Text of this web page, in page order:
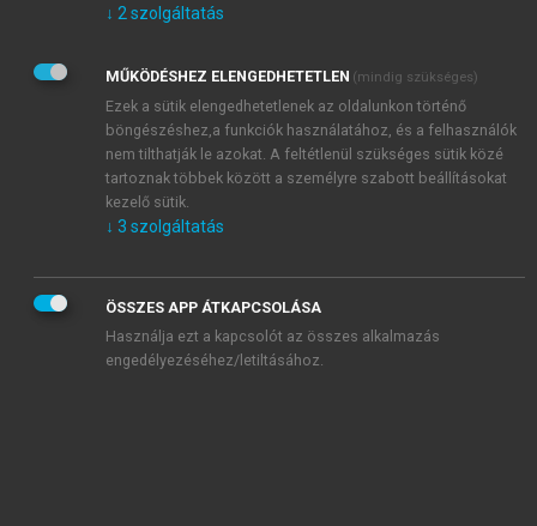
Kérek értesítést az Akadémiai Kiadó Zrt. újdonságairól,
Adatkezelési tájékoztatóbanfoglaltakat tudomásul
veszem és elfogadom.
Általános vásárlási feltételeket, valamint a szotar.netés a
mersz.huoldalak licencszerződéseiben foglaltakat
tudomásul veszem és elfogadom.
KIPRÓBÁLOM
↓ 2 szolgáltatás
MŰKÖDÉSHEZ ELENGEDHETETLEN (mindig szükséges)
Ezek a sütik elengedhetetlenek az oldalunkon történő
böngészéshez,a funkciók használatához, és a felhasználók
nem tilthatják le azokat. A feltétlenül szükséges sütik közé
tartoznak többek között a személyre szabott beállításokat
kezelő sütik.
↓ 3 szolgáltatás
ÖSSZES APP ÁTKAPCSOLÁSA
Használja ezt a kapcsolót az összes alkalmazás
engedélyezéséhez/letiltásához.